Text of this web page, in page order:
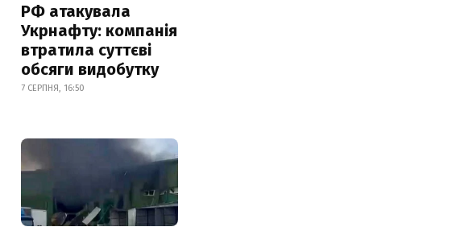
РФ атакувала
Укрнафту: компанія
втратила суттєві
обсяги видобутку
7 СЕРПНЯ, 16:50